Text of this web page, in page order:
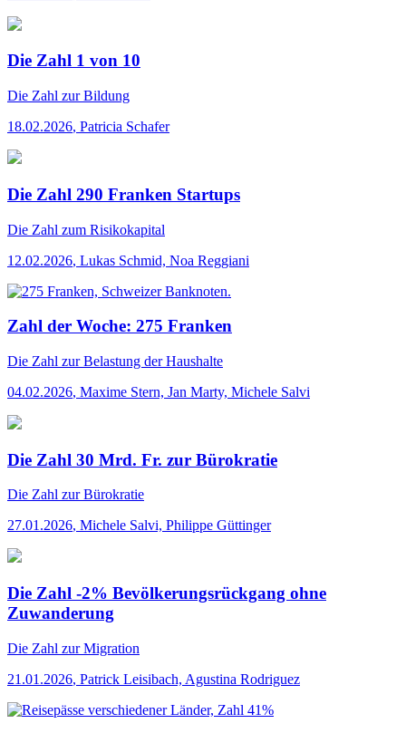
Die Zahl 1 von 10
Die Zahl zur Bildung
18.02.2026, Patricia Schafer
Die Zahl 290 Franken Startups
Die Zahl zum Risikokapital
12.02.2026, Lukas Schmid, Noa Reggiani
Zahl der Woche: 275 Franken
Die Zahl zur Belastung der Haushalte
04.02.2026, Maxime Stern, Jan Marty, Michele Salvi
Die Zahl 30 Mrd. Fr. zur Bürokratie
Die Zahl zur Bürokratie
27.01.2026, Michele Salvi, Philippe Güttinger
Die Zahl -2% Bevölkerungsrückgang ohne
Zuwanderung
Die Zahl zur Migration
21.01.2026, Patrick Leisibach, Agustina Rodriguez